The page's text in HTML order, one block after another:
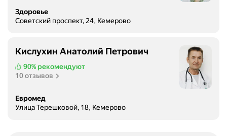
Здоровье
Советский проспект, 24, Кемерово
Кислухин Анатолий Петрович
90% рекомендуют
10 отзывов
Евромед
Улица Терешковой, 18, Кемерово